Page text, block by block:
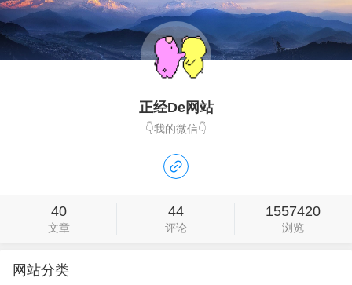
https://xiaohong1.fnos.net…
正经De网站
👇我的微信👇
40
文章
44
评论
1557420
浏览
网站分类